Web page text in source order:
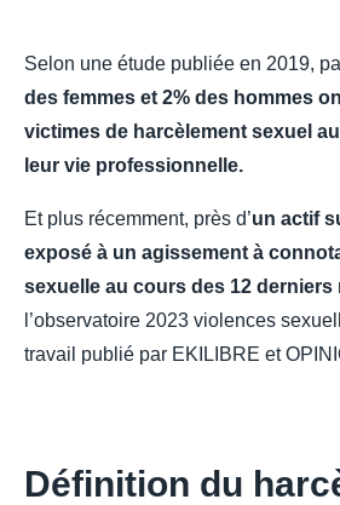
Selon une étude publiée en 2019,
des femmes et 2% des hommes
victimes de harcèlement sexuel
leur vie professionnelle.
Et plus récemment, près d’un actif
exposé à un agissement à
sexuelle au cours des 12 derniers
l’observatoire 2023 violences
travail publié par EKILIBRE et
Définition du